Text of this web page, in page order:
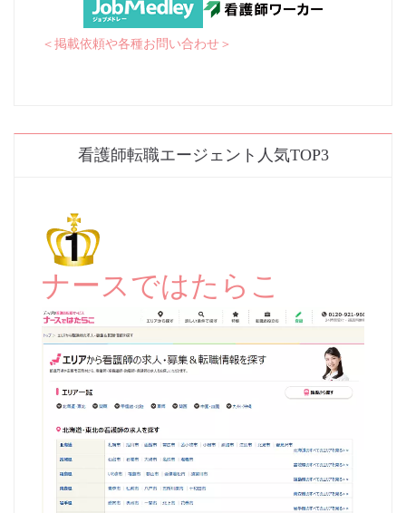
＜掲載依頼や各種お問い合わせ＞
看護師転職エージェント人気TOP3
ナースではたらこ